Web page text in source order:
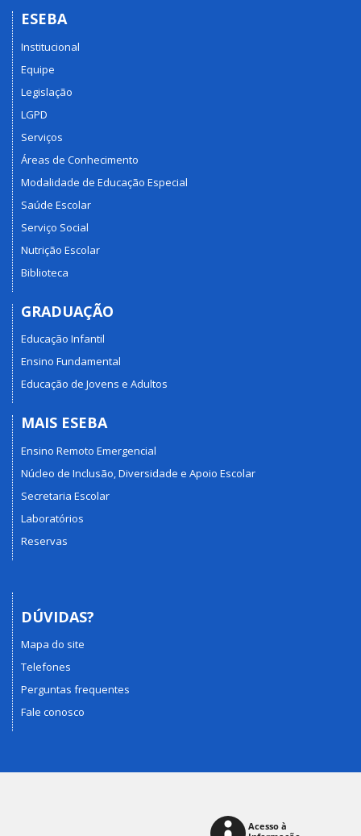
ESEBA
Institucional
Equipe
Legislação
LGPD
Serviços
Áreas de Conhecimento
Modalidade de Educação Especial
Saúde Escolar
Serviço Social
Nutrição Escolar
Biblioteca
GRADUAÇÃO
Educação Infantil
Ensino Fundamental
Educação de Jovens e Adultos
MAIS ESEBA
Ensino Remoto Emergencial
Núcleo de Inclusão, Diversidade e Apoio Escolar
Secretaria Escolar
Laboratórios
Reservas
DÚVIDAS?
Mapa do site
Telefones
Perguntas frequentes
Fale conosco